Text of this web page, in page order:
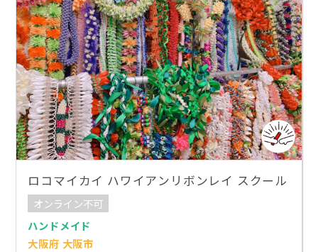
ロコマイカイ ハワイアンリボンレイ スクール
オンライン不可
ハンドメイド
大阪府 大阪市